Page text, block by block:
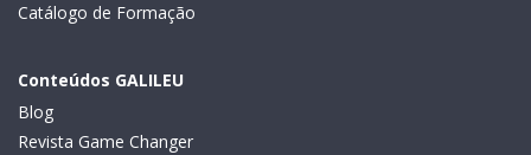
Catálogo de Formação
Conteúdos GALILEU
Blog
Revista Game Changer